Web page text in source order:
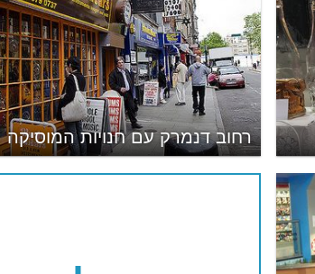
רחוב דנמרק עם חנויות המוסיקה